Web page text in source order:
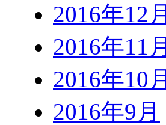
2016年12月
2016年11月
2016年10月
2016年9月